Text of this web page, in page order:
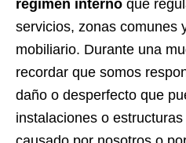
régimen interno que
servicios, zonas comunes
mobiliario. Durante una
recordar que somos
daño o desperfecto que
instalaciones o